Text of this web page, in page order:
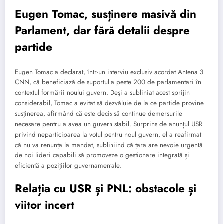
Eugen Tomac, susținere masivă din
Parlament, dar fără detalii despre
partide
Eugen Tomac a declarat, într-un interviu exclusiv acordat Antena 3
CNN, că beneficiază de suportul a peste 200 de parlamentari în
contextul formării noului guvern. Deși a subliniat acest sprijin
considerabil, Tomac a evitat să dezvăluie de la ce partide provine
susținerea, afirmând că este decis să continue demersurile
necesare pentru a avea un guvern stabil. Surprins de anunțul USR
privind neparticiparea la votul pentru noul guvern, el a reafirmat
că nu va renunța la mandat, subliniind că țara are nevoie urgentă
de noi lideri capabili să promoveze o gestionare integrată și
eficientă a pozițiilor guvernamentale.
Relația cu USR și PNL: obstacole și
viitor incert